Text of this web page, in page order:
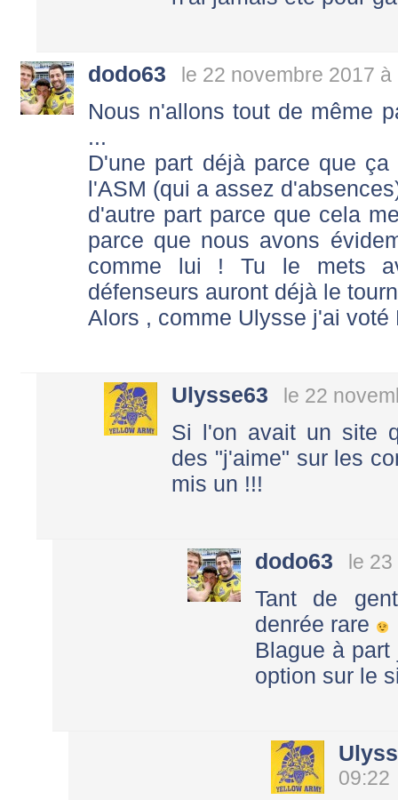
dodo63 le 22 novembre 2017 à
Nous n'allons tout de même
...
D'une part déjà parce que
l'ASM (qui a assez
d'autre part parce que cela
parce que nous avons
comme lui ! Tu le mets
défenseurs auront déjà le
Alors , comme Ulysse j'ai voté
Ulysse63 le 22
Si l'on avait un site
des "j'aime" sur les
mis un !!!
dodo63 le
Tant de
denrée rare
Blague à
option sur le
09:22